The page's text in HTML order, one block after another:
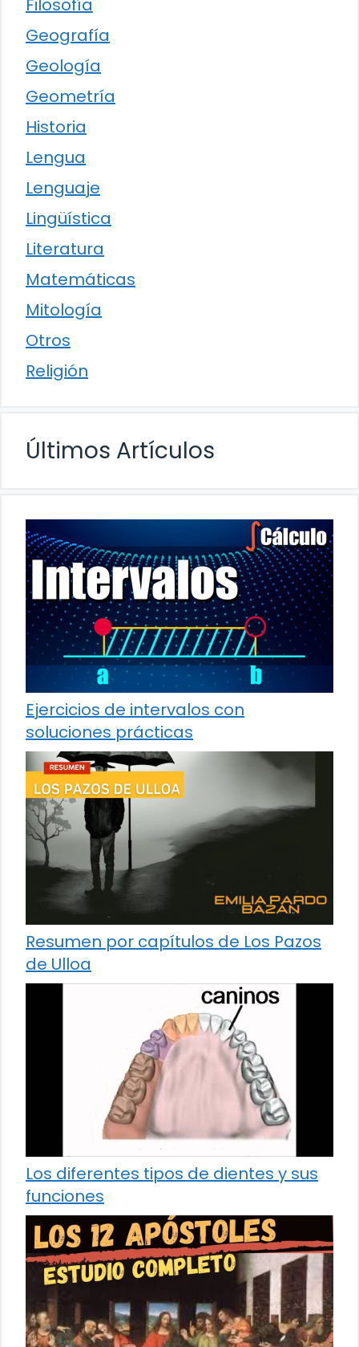
Filosofía
Geografía
Geología
Geometría
Historia
Lengua
Lenguaje
Lingüística
Literatura
Matemáticas
Mitología
Otros
Religión
Últimos Artículos
Ejercicios de intervalos con
soluciones prácticas
Resumen por capítulos de Los Pazos
de Ulloa
Los diferentes tipos de dientes y sus
funciones